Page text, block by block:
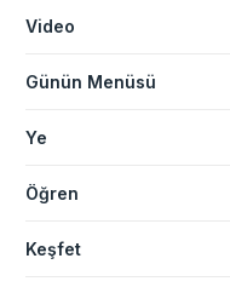
Video
Günün Menüsü
Ye
Öğren
Keşfet